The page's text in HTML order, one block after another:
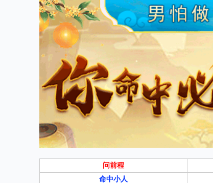
问前程
命中小人